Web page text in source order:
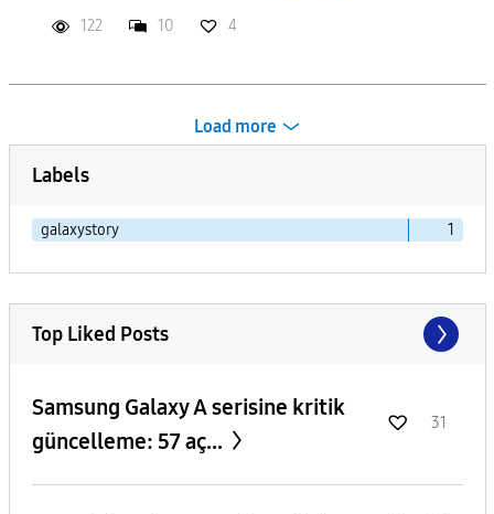
122 10 4
Load more
Labels
galaxystory 1
Top Liked Posts
Samsung Galaxy A serisine kritik
güncelleme: 57 aç...
31